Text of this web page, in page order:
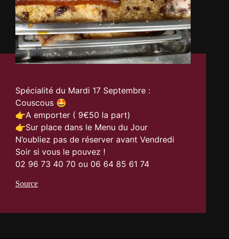
Spécialité du Mardi 17 Septembre :
Couscous 🤩
👉A emporter ( 9€50 la part)
👉Sur place dans le Menu du Jour
N’oubliez pas de réserver avant Vendredi
Soir si vous le pouvez !
02 96 73 40 70 ou 06 64 85 61 74
Source